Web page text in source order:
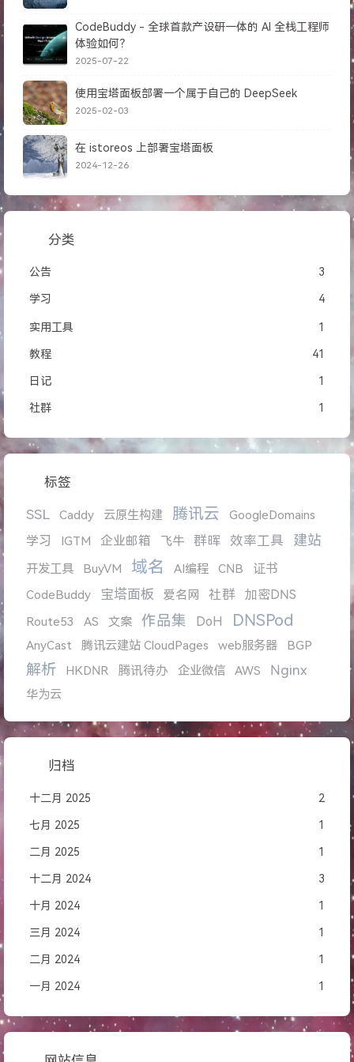
CodeBuddy - 全球首款产设研一体的 AI 全栈工程师
体验如何？
2025-07-22
使用宝塔面板部署一个属于自己的 DeepSeek
2025-02-03
在 istoreos 上部署宝塔面板
2024-12-26
分类
公告 3
学习 4
实用工具 1
教程 41
日记 1
社群 1
标签
SSL Caddy 云原生构建 腾讯云 GoogleDomains
学习 IGTM 企业邮箱 飞牛 群晖 效率工具 建站
开发工具 BuyVM 域名 AI编程 CNB 证书
CodeBuddy 宝塔面板 爱名网 社群 加密DNS
Route53 AS 文案 作品集 DoH DNSPod
AnyCast 腾讯云建站 CloudPages web服务器 BGP
解析 HKDNR 腾讯待办 企业微信 AWS Nginx
华为云
归档
十二月 2025 2
七月 2025 1
二月 2025 1
十二月 2024 3
十月 2024 1
三月 2024 1
二月 2024 1
一月 2024 1